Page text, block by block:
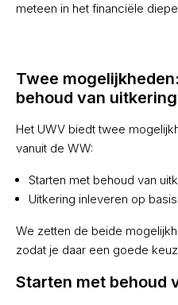
meteen in het financiële
Twee
behoud van uitkering
Het UWV biedt twee
vanuit de WW:
Starten met behoud van
Uitkering inleveren op
We zetten de beide
zodat je daar een goede
Starten met behoud